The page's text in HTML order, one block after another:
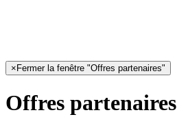
× Fermer la fenêtre "Offres partenaires"
Offres partenaires